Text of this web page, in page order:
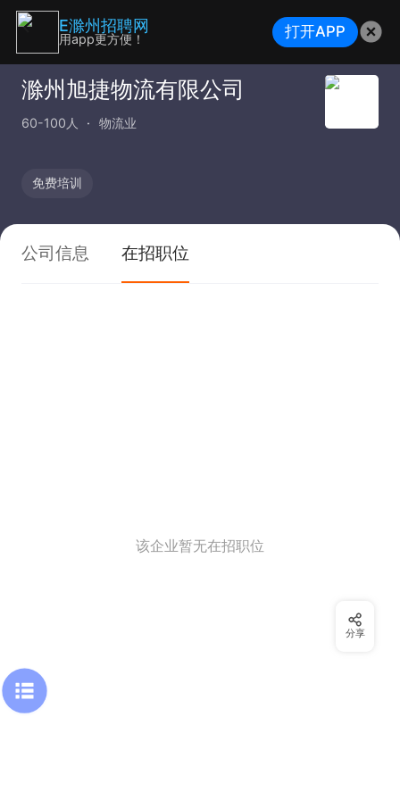
滁州旭捷物流有限公司
60-100人 物流业
免费培训
公司信息 在招职位
该企业暂无在招职位
分享
E滁州招聘网
用app更方便！ 打开APP